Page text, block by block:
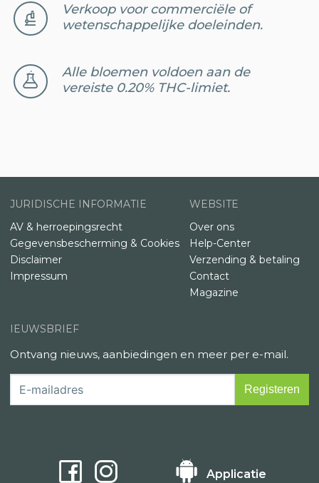
Verkoop voor commerciële of
wetenschappelijke doeleinden.
Alle bloemen voldoen aan de
vereiste 0.20% THC-limiet.
JURIDISCHE INFORMATIE
AV & herroepingsrecht
Gegevensbescherming & Cookies
Disclaimer
Impressum
WEBSITE
Over ons
Help-Center
Verzending & betaling
Contact
Magazine
IEUWSBRIEF
Ontvang nieuws, aanbiedingen en meer per e-mail.
Applicatie